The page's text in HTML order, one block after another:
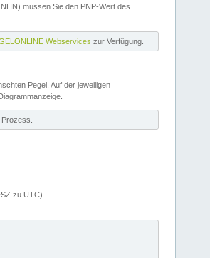
müssen Sie den PNP-Wert des
Webservices zur Verfügung.
Pegel. Auf der jeweiligen
zu UTC)